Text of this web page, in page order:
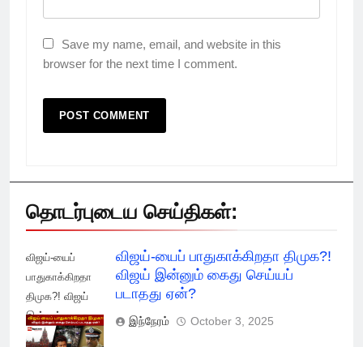
Save my name, email, and website in this
browser for the next time I comment.
தொடர்புடைய செய்திகள்:
விஜய்-யைப்
பாதுகாக்கிறதா
திமுக?! விஜய்
இன்னும் கைது
செய்யப் படாதது
விஜய்-யைப் பாதுகாக்கிறதா திமுக?!
விஜய் இன்னும் கைது செய்யப்
படாதது ஏன்?
இந்நேரம் October 3, 2025